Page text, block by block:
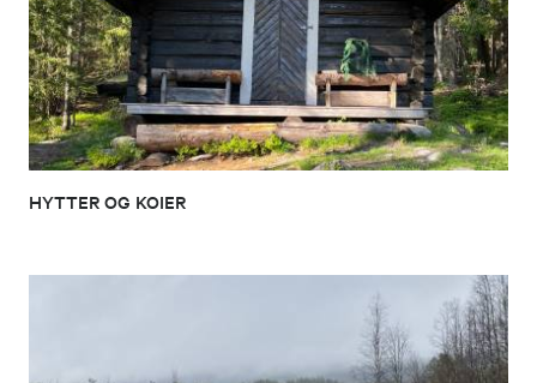
HYTTER OG KOIER